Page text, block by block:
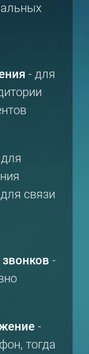
- для
связи
-
-
тогда